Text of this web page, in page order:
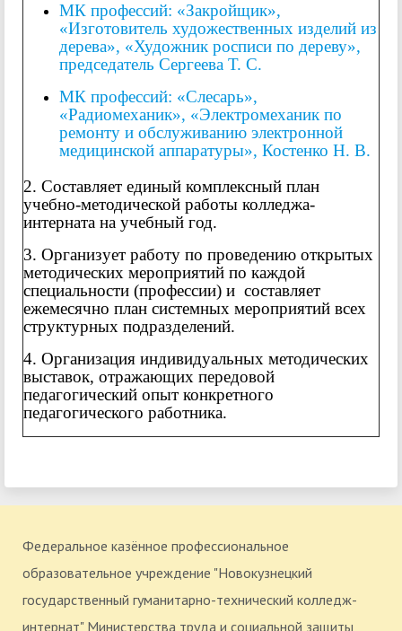
МК профессий: «Закройщик»,
«Изготовитель художественных изделий из
дерева», «Художник росписи по дереву»,
председатель Сергеева Т. С.
МК профессий: «Слесарь»,
«Радиомеханик», «Электромеханик по
ремонту и обслуживанию электронной
медицинской аппаратуры», Костенко Н. В.
2. Составляет единый комплексный план
учебно-методической работы колледжа-
интерната на учебный год.
3. Организует работу по проведению открытых
методических мероприятий по каждой
специальности (профессии) и составляет
ежемесячно план системных мероприятий всех
структурных подразделений.
4. Организация индивидуальных методических
выставок, отражающих передовой
педагогический опыт конкретного
педагогического работника.
Федеральное казённое профессиональное
образовательное учреждение "Новокузнецкий
государственный гуманитарно-технический колледж-
интернат" Министерства труда и социальной защиты